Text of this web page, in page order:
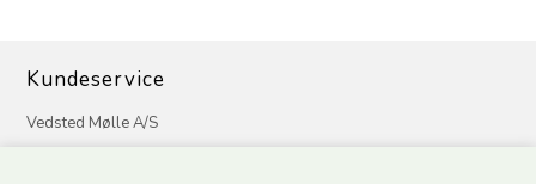
Kundeservice
Vedsted Mølle A/S